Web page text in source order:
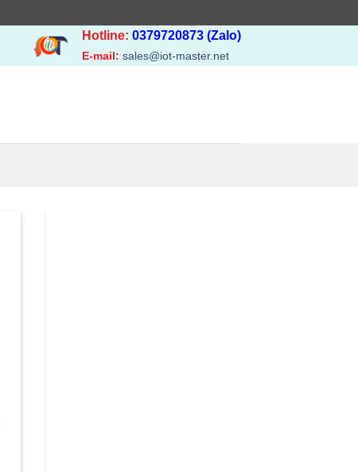
Hotline: 0379720873 (Zalo)
E-mail: sales@iot-master.net